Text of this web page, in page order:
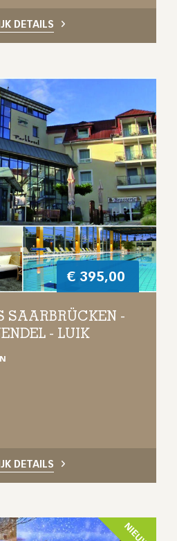
DETAILS
€ 395,00
SAARBRÜCKEN -
- LUIK
DETAILS